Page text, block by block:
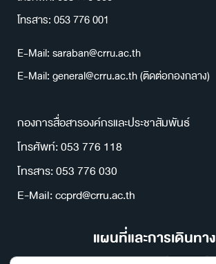
โทรสาร: 053 776 001
E-Mail: saraban@crru.ac.th
E-Mail: general@crru.ac.th (ติดต่อกองกลาง)
กองการสื่อสารองค์กรและประชาสัมพันธ์
โทรศัพท์: 053 776 118
โทรสาร: 053 776 030
E-Mail: ccprd@crru.ac.th
แผนที่และการเดินทาง